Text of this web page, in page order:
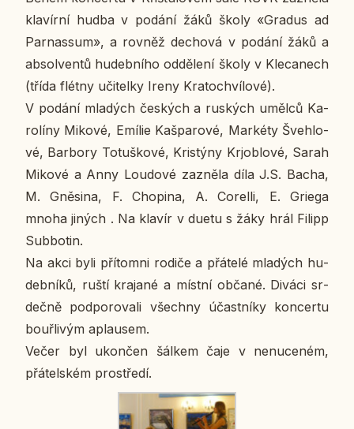
kla­vír­ní hudba v podání žáků školy «Gradus ad
Par­na­ssum», a rovněž de­cho­vá v podání žáků a
ab­sol­ven­tů hu­deb­ní­ho od­dě­le­ní školy v Kle­ca­nech
(třída flétny uči­tel­ky Ireny Kra­to­chví­lo­vé).
V podání mla­dých čes­kých a rus­kých umělců Ka­
ro­lí­ny Mikové, Emílie Kašpa­ro­vé, Mar­kéty Šveh­lo­
vé, Bar­bo­ry To­tuš­ko­vé, Kris­tý­ny Krj­ob­lo­vé, Sarah
Mikové a Anny Lou­do­vé za­zně­la díla J.S. Bacha,
M. Gně­si­na, F. Cho­pi­na, A. Co­rel­li, E. Griega
mnoha jiných . Na klavír v duetu s žáky hrál Filipp
Sub­bo­tin.
Na akci byli pří­tomni rodiče a přá­te­lé mla­dých hu­
deb­ní­ků, ruští kra­ja­né a místní občané. Diváci sr­
deč­ně pod­po­ro­va­li všech­ny účast­ní­ky kon­cer­tu
bouř­li­vým aplau­sem.
Večer byl ukon­čen šálkem čaje v ne­nu­ce­ném,
přá­tel­ském pro­stře­dí.